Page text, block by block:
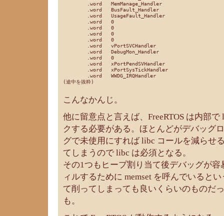
こんなかんじ。
他に留意点と言えば、FreeRTOS は内部
クする必要がある。ほとんどがデバッグ
グで未使用にすれば libc コールを減らせ
てしまうので libc は必須となる。
その1つもヒープ割り当て後デバッグが
ィルするために memset を呼んでいると
て削ってしまっても良いくらいのものだ
も。